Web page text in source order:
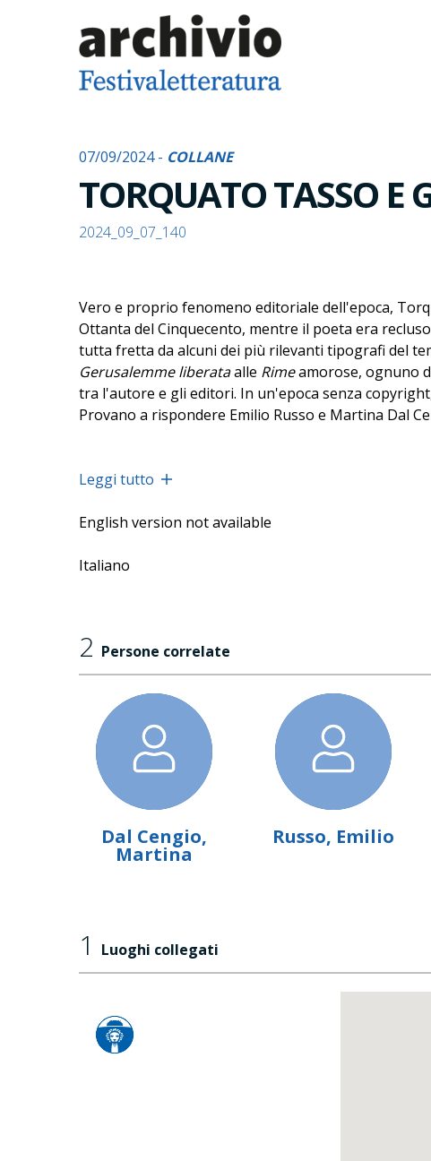
07/09/2024 - COLLANE
TORQUATO TASSO E
2024_09_07_140
Vero e proprio fenomeno editoriale dell'epoca,
Ottanta del Cinquecento, mentre il poeta era
tutta fretta da alcuni dei più rilevanti tipografi del
Gerusalemme liberataalle Rimeamorose, ognuno
tra l'autore e gli editori. In un'epoca senza
Provano a rispondere Emilio Russo e Martina Dal
Leggi tutto
English version not available
Italiano
2 Persone correlate
Dal Cengio,
Martina
Russo, Emilio
1 Luoghi collegati